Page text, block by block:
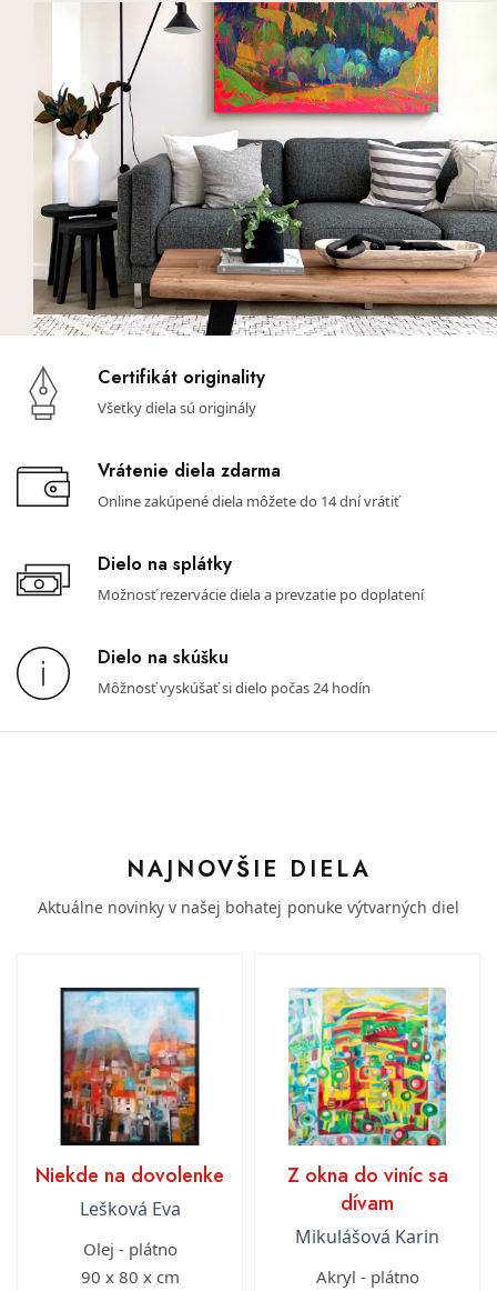
Certifikát originality
Všetky diela sú originály
Vrátenie diela zdarma
Online zakúpené diela môžete do 14 dní vrátiť
Dielo na splátky
Možnosť rezervácie diela a prevzatie po doplatení
Dielo na skúšku
Môžnosť vyskúšať si dielo počas 24 hodín
NAJNOVŠIE DIELA
Aktuálne novinky v našej bohatej ponuke výtvarných diel
Niekde na dovolenke
Lešková Eva
Olej - plátno
90 x 80 x cm
Z okna do viníc sa
dívam
Mikulášová Karin
Akryl - plátno